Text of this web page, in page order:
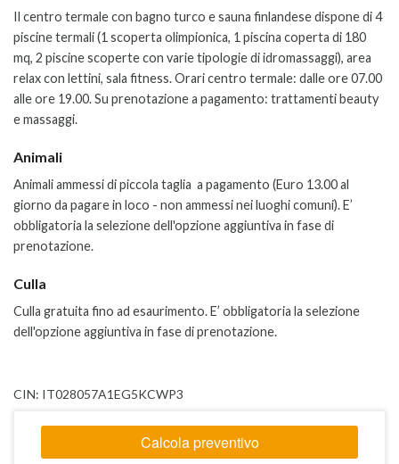
Il centro termale con bagno turco e sauna finlandese dispone di 4
piscine termali (1 scoperta olimpionica, 1 piscina coperta di 180
mq, 2 piscine scoperte con varie tipologie di idromassaggi), area
relax con lettini, sala fitness. Orari centro termale: dalle ore 07.00
alle ore 19.00. Su prenotazione a pagamento: trattamenti beauty
e massaggi.
Animali
Animali ammessi di piccola taglia a pagamento (Euro 13.00 al
giorno da pagare in loco - non ammessi nei luoghi comuni). E’
obbligatoria la selezione dell'opzione aggiuntiva in fase di
prenotazione.
Culla
Culla gratuita fino ad esaurimento.E’ obbligatoria la selezione
dell'opzione aggiuntiva in fase di prenotazione.
CIN: IT028057A1EG5KCWP3
Calcola preventivo